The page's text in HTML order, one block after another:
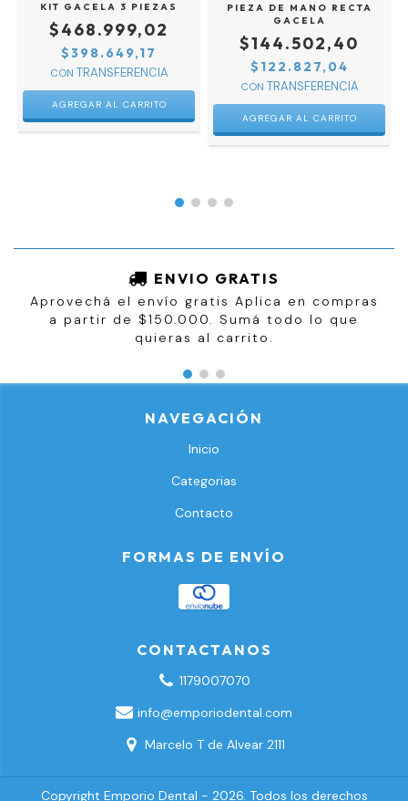
KIT GACELA 3 PIEZAS
$468.999,02
$398.649,17
CON
PIEZA DE MANO RECTA
GACELA
$144.502,40
$122.827,04
CON
ENVIO GRATIS
Aprovechá el envío gratis Aplica en compras
a partir de $150.000. Sumá todo lo que
quieras al carrito.
NAVEGACIÓN
Inicio
Categorias
Contacto
FORMAS DE ENVÍO
CONTACTANOS
1179007070
info@emporiodental.com
Marcelo T de Alvear 2111
Copyright Emporio Dental - 2026. Todos los derechos